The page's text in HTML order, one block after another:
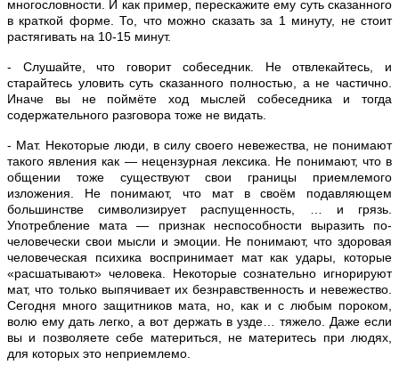
многословности. И как пример, перескажите ему суть сказанного
в краткой форме. То, что можно сказать за 1 минуту, не стоит
растягивать на 10-15 минут.
- Слушайте, что говорит собеседник. Не отвлекайтесь, и
старайтесь уловить суть сказанного полностью, а не частично.
Иначе вы не поймёте ход мыслей собеседника и тогда
содержательного разговора тоже не видать.
- Мат. Некоторые люди, в силу своего невежества, не понимают
такого явления как — нецензурная лексика. Не понимают, что в
общении тоже существуют свои границы приемлемого
изложения. Не понимают, что мат в своём подавляющем
большинстве символизирует распущенность, … и грязь.
Употребление мата — признак неспособности выразить по-
человечески свои мысли и эмоции. Не понимают, что здоровая
человеческая психика воспринимает мат как удары, которые
«расшатывают» человека. Некоторые сознательно игнорируют
мат, что только выпячивает их безнравственность и невежество.
Сегодня много защитников мата, но, как и с любым пороком,
волю ему дать легко, а вот держать в узде… тяжело. Даже если
вы и позволяете себе материться, не материтесь при людях,
для которых это неприемлемо.